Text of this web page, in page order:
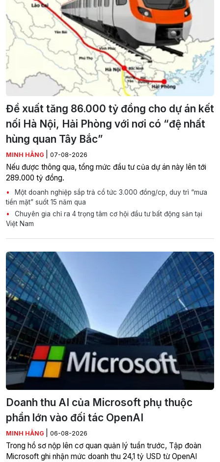
Đề xuất tăng 86.000 tỷ đồng cho dự án kết
nối Hà Nội, Hải Phòng với nơi có “đệ nhất
hùng quan Tây Bắc”
MINH HẰNG 07-08-2026
Nếu được thông qua, tổng mức đầu tư của dự án này lên tới
289.000 tỷ đồng.
Một doanh nghiệp sắp trả cổ tức 3.000 đồng/cp, duy trì “mưa
tiền mặt” suốt 15 năm qua
Chuyên gia chỉ ra 4 trọng tâm cơ hội đầu tư bất động sản tại
Việt Nam
Doanh thu AI của Microsoft phụ thuộc
phần lớn vào đối tác OpenAI
MINH HẰNG 06-08-2026
Trong hồ sơ nộp lên cơ quan quản lý tuần trước, Tập đoàn
Microsoft ghi nhận mức doanh thu 24,1 tỷ USD từ OpenAI